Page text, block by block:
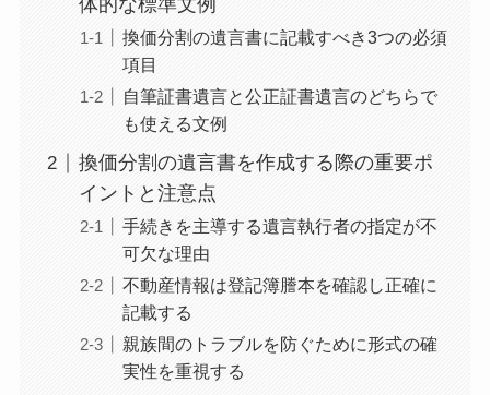
体的な標準文例
換価分割の遺言書に記載すべき3つの必須
項目
自筆証書遺言と公正証書遺言のどちらで
も使える文例
換価分割の遺言書を作成する際の重要ポ
イントと注意点
手続きを主導する遺言執行者の指定が不
可欠な理由
不動産情報は登記簿謄本を確認し正確に
記載する
親族間のトラブルを防ぐために形式の確
実性を重視する